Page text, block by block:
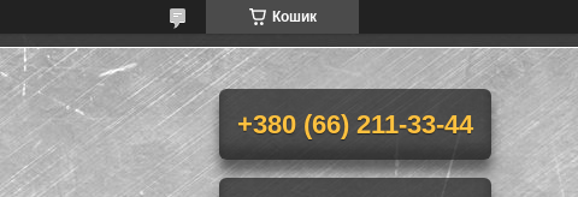
Кошик
+380 (66) 211-33-44